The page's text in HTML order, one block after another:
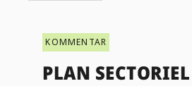
KOMMENTAR
PLAN SECTORIEL